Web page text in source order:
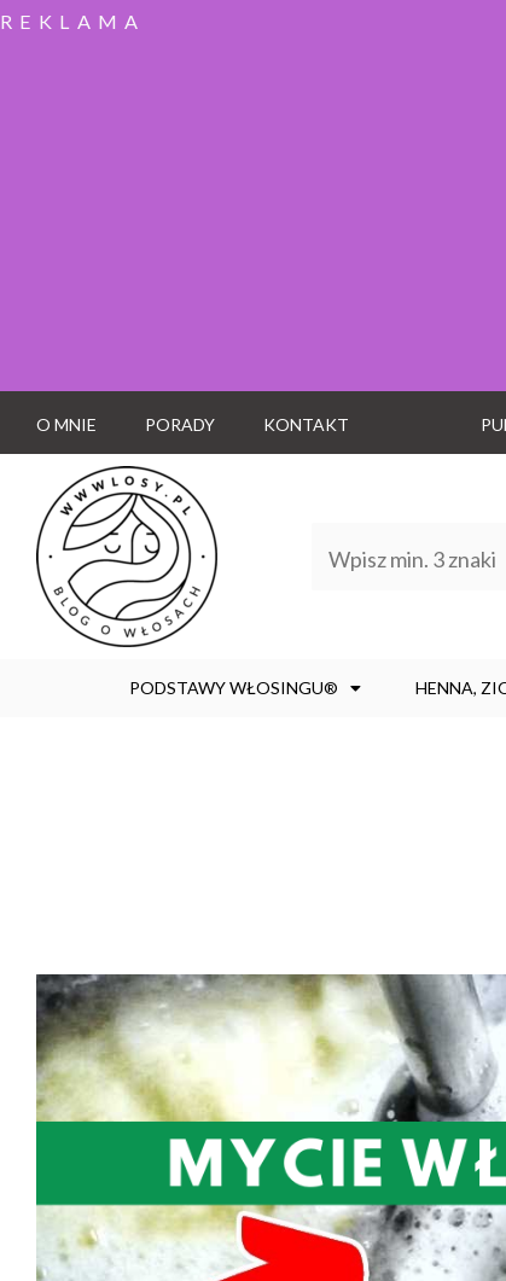
REKLAMA
O MNIE PORADY KONTAKT
PODSTAWY WŁOSINGU® HENNA,